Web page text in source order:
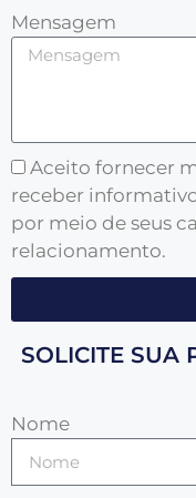
Mensagem
Aceito fornecer
receber
por meio de seus
relacionamento.
SOLICITE SUA
Nome